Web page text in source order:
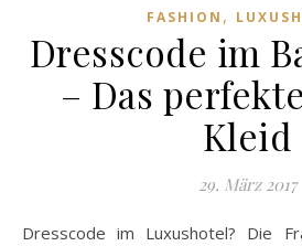
FASHION ,
Dresscode im
– Das
Kleid
29. März 2017
Dresscode im Luxushotel? Die Frage lautet eher, wie